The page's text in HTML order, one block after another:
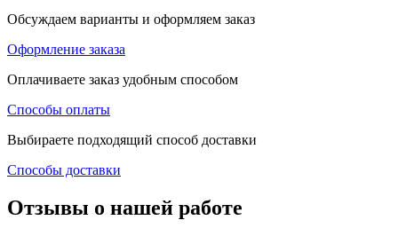
Обсуждаем варианты и оформляем заказ
Оформление заказа
Оплачиваете заказ удобным способом
Способы оплаты
Выбираете подходящий способ доставки
Способы доставки
Отзывы о нашей работе